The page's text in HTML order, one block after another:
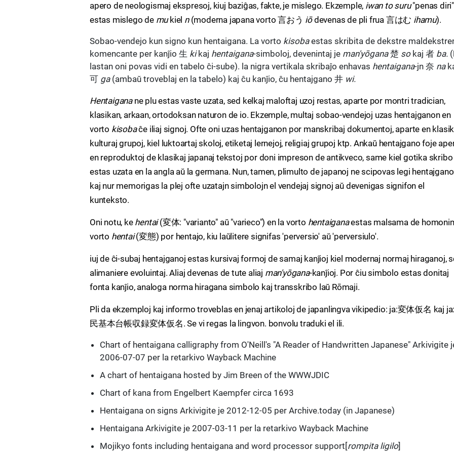
apero de neologismaj ekspresoj, kiuj baziĝas, fakte, je mislego. Ekzemple, iwan to suru"penas diri"
estas mislego de mukiel n(moderna japana vorto 言おう iōdevenas de pli frua 言はむ ihamu).
Sobao-vendejo kun signo kun hentaigana. La vorto kisobaestas skribita de dekstre
komencante per kanĵio 生 kikaj hentaigana-simboloj, devenintaj je man'yōgana楚 sokaj 者 ba.
lastan oni povas vidi en tabelo ĉi-sube). la nigra vertikala skribaĵo enhavas hentaigana-jn 奈 na
可 ga(ambaŭ troveblaj en la tabelo) kaj ĉu kanĵio, ĉu hentajgano 井 wi.
Hentaiganane plu estas vaste uzata, sed kelkaj maloftaj uzoj restas, aparte por montri tradician,
klasikan, arkaan, ortodoksan naturon de io. Ekzemple, multaj sobao-vendejoj uzas hentajganon en
vorto kisobaĉe iliaj signoj. Ofte oni uzas hentajganon por manskribaj dokumentoj, aparte en
kulturaj grupoj, kiel luktoartaj skoloj, etiketaj lernejoj, religiaj grupoj ktp. Ankaŭ hentajgano foje
en reproduktoj de klasikaj japanaj tekstoj por doni impreson de antikveco, same kiel gotika skribo
estas uzata en la angla aŭ la germana. Nun, tamen, plimulto de japanoj ne scipovas legi
kaj nur memorigas la plej ofte uzatajn simbolojn el vendejaj signoj aŭ devenigas signifon el
kunteksto.
Oni notu, ke hentai(変体: "varianto" aŭ "varieco") en la vorto hentaiganaestas malsama de
vorto hentai(変態) por hentajo, kiu laŭlitere signifas 'perversio' aŭ 'perversiulo'.
iuj de ĉi-subaj hentajganoj estas kursivaj formoj de samaj kanĵioj kiel modernaj normaj hiraganoj,
alimaniere evoluintaj. Aliaj devenas de tute aliaj man'yōgana-kanĵioj. Por ĉiu simbolo estas donitaj
fonta kanĵio, analoga norma hiragana simbolo kaj transskribo laŭ Rōmaji.
Pli da ekzemploj kaj informo troveblas en jenaj artikoloj de japanlingva vikipedio: ja:変体仮名 kaj
民基本台帳収録変体仮名. Se vi regas la lingvon. bonvolu traduki el ili.
Chart of hentaigana calligraphy from O'Neill's "A Reader of Handwritten Japanese" Arkivigite
2006-07-07 per la retarkivo Wayback Machine
A chart of hentaigana hosted by Jim Breen of the WWWJDIC
Chart of kana from Engelbert Kaempfer circa 1693
Hentaigana on signs Arkivigite je 2012-12-05 per Archive.today (in Japanese)
Hentaigana Arkivigite je 2007-03-11 per la retarkivo Wayback Machine
Mojikyo fonts including hentaigana and word processor support[rompita ligilo]